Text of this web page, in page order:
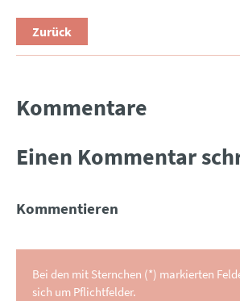
Zurück
Kommentare
Einen Kommentar
Kommentieren
Bei den mit Sternchen (*) markierten
sich um Pflichtfelder.